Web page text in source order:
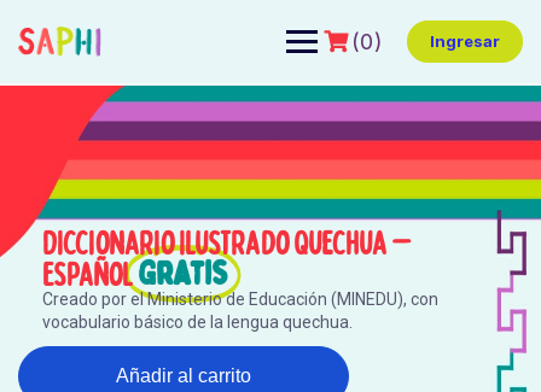
(0) Ingresar
Diccionario Ilustrado Quechua –
EspañolGratis
Creado por el Ministerio de Educación (MINEDU), con
vocabulario básico de la lengua quechua.
Añadir al carrito